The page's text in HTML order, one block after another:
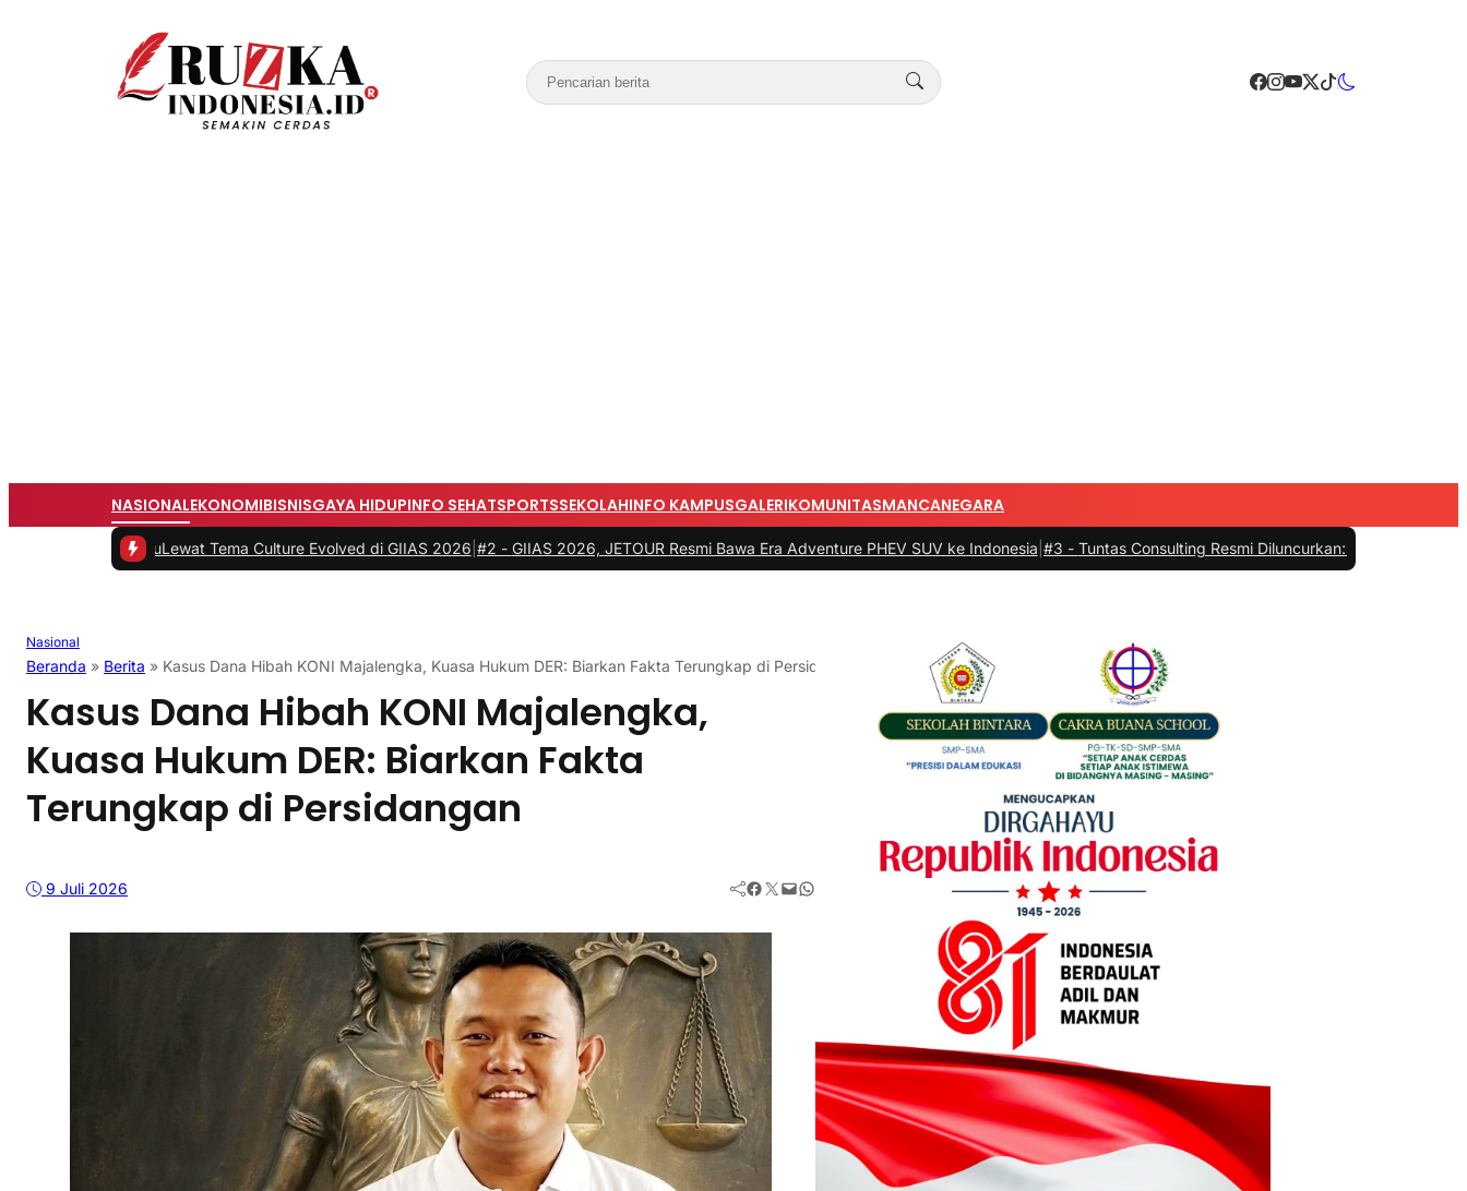
NASIONALEKONOMIBISNISGAYA HIDUPINFO SEHATSPORTSSEKOLAHINFO KAMPUSGALERIKOMUNITASMANCANEGARA
BaruLewat Tema Culture Evolved di GIIAS 2026|#2 -GIIAS 2026, JETOUR Resmi Bawa Era Adventure PHEV SUV ke Indonesia| #3 -Tuntas Consulting Resmi Diluncurkan: Hadir Menyelesaikan
Nasional
Beranda » Berita » Kasus Dana Hibah KONI Majalengka, Kuasa Hukum DER: Biarkan Fakta Terungkap di Persidangan
Kasus Dana Hibah KONI Majalengka,
Kuasa Hukum DER: Biarkan Fakta
Terungkap di Persidangan
9 Juli 2026 Facebook Twitter Mail WhatsApp